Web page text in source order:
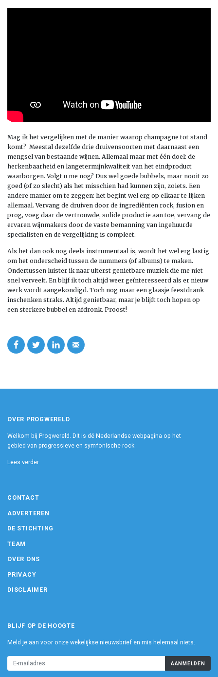
Mag ik het vergelijken met de manier waarop champagne tot stand
komt? Meestal dezelfde drie druivensoorten met daarnaast een
mengsel van bestaande wijnen. Allemaal maar met één doel: de
herkenbaarheid en langetermijnkwaliteit van het eindproduct
waarborgen. Volgt u me nog? Dus wel goede bubbels, maar nooit zo
goed (of zo slecht) als het misschien had kunnen zijn, zoiets. Een
andere manier om te zeggen: het begint wel erg op elkaar te lijken
allemaal. Vervang de druiven door de ingrediënten rock, fusion en
prog, voeg daar de vertrouwde, solide productie aan toe, vervang de
ervaren wijnmakers door de vaste bemanning van ingehuurde
specialisten en de vergelijking is compleet.
Als het dan ook nog deels instrumentaal is, wordt het wel erg lastig
om het onderscheid tussen de nummers (of albums) te maken.
Ondertussen luister ik naar uiterst genietbare muziek die me niet
snel verveelt. En blijf ik toch altijd weer geïnteresseerd als er nieuw
werk wordt aangekondigd. Toch nog maar een glaasje feestdrank
inschenken straks. Altijd genietbaar, maar je blijft toch hopen op
een sterkere bubbel en afdronk. Proost!
OVER PROGWERELD
Welkom bij Progwereld. Dit is dé Nederlandse webpagina op het
gebied van progressieve en symfonische rock.
Lees verder
CONTACT
ADVERTEREN
DE STICHTING
TEAM
OVER ONS
PRIVACY
DISCLAIMER
BLIJF OP DE HOOGTE
Meld je aan voor onze wekelijkse nieuwsbrief en mis helemaal niets.
AANMELDEN